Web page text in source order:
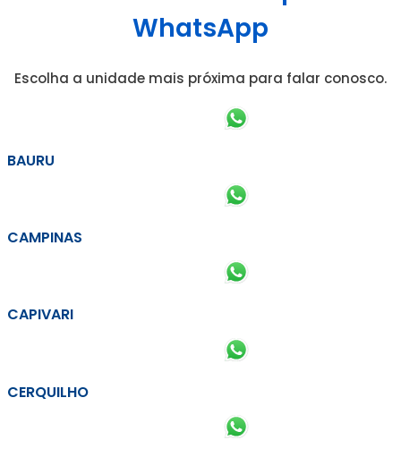
WhatsApp
Escolha a unidade mais próxima para falar conosco.
BAURU
CAMPINAS
CAPIVARI
CERQUILHO